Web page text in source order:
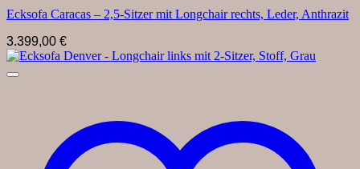
Ecksofa Caracas – 2,5-Sitzer mit Longchair rechts, Leder, Anthrazit
3.399,00 €